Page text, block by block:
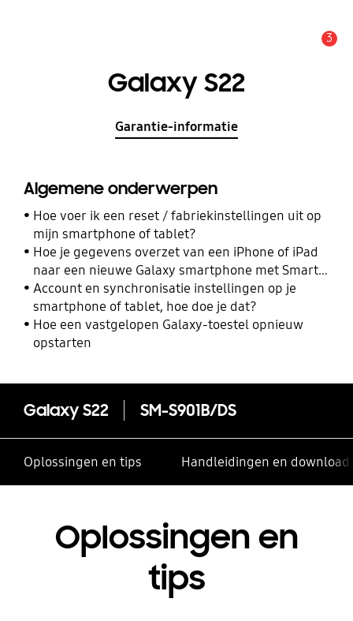
3
Galaxy S22
Garantie-informatie
Algemene onderwerpen
Hoe voer ik een reset / fabriekinstellingen uit op
mijn smartphone of tablet?
Hoe je gegevens overzet van een iPhone of iPad
naar een nieuwe Galaxy smartphone met Smart
Switch
Account en synchronisatie instellingen op je
smartphone of tablet, hoe doe je dat?
Hoe een vastgelopen Galaxy-toestel opnieuw
opstarten
Galaxy S22 SM-S901B/DS
Oplossingen en tips Handleidingen en
Oplossingen en
tips